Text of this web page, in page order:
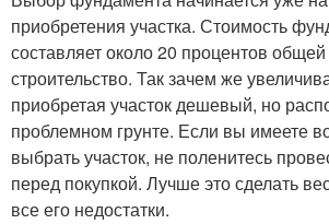
приобретения участка. Стоимость
составляет около 20 процентов
строительство. Так зачем же
приобретая участок дешевый, но
проблемном грунте. Если вы имеете
выбрать участок, не поленитесь
перед покупкой. Лучше это сделать
все его недостатки.